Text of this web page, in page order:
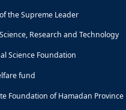
the Supreme Leader
Research and Technology
Science Foundation
fund
Foundation of Hamadan Province